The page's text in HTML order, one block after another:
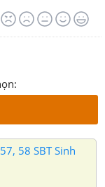
58 SBT Sinh